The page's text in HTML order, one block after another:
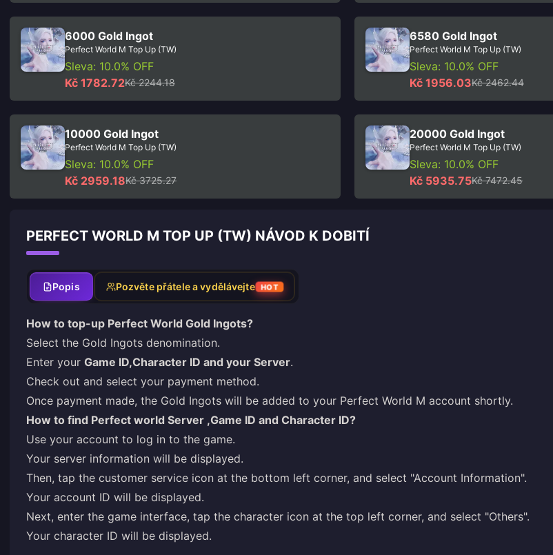
6000 Gold Ingot
Perfect World M Top Up (TW)
Sleva: 10.0% OFF
Kč 1782.72Kč 2244.18
6580 Gold Ingot
Perfect World M Top Up (TW)
Sleva: 10.0% OFF
Kč 1956.03Kč 2462.44
10000 Gold Ingot
Perfect World M Top Up (TW)
Sleva: 10.0% OFF
Kč 2959.18Kč 3725.27
20000 Gold Ingot
Perfect World M Top Up (TW)
Sleva: 10.0% OFF
Kč 5935.75Kč 7472.45
PERFECT WORLD M TOP UP (TW) NÁVOD K DOBITÍ
Popis Pozvěte přátele a vydělávejte HOT
How to top-up Perfect World Gold Ingots?
Select the Gold Ingots denomination.
Enter your Game ID,Character ID and your Server.
Check out and select your payment method.
Once payment made, the Gold Ingots will be added to your Perfect World M account shortly.
How to find Perfect world Server ,Game ID and Character ID?
Use your account to log in to the game.
Your server information will be displayed.
Then, tap the customer service icon at the bottom left corner, and select "Account Information".
Your account ID will be displayed.
Next, enter the game interface, tap the character icon at the top left corner, and select "Others".
Your character ID will be displayed.